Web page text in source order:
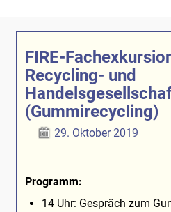
FIRE-
Recycling- und
(Gummirecycling)
29. Oktober 2019
Programm:
14 Uhr: Gespräch zum